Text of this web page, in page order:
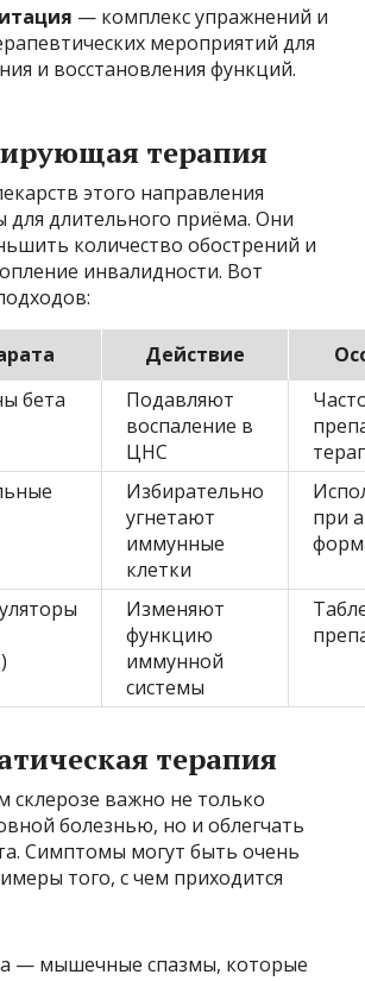
— комплекс упражнений и
мероприятий для
и восстановления функций.
терапия
этого направления
для длительного приёма. Они
количество обострений и
инвалидности. Вот
Действие
бета
Подавляют
воспаление в
ЦНС
Избирательно
угнетают
иммунные
клетки
при
Изменяют
функцию
иммунной
системы
терапия
склерозе важно не только
болезнью, но и облегчать
Симптомы могут быть очень
того, с чем приходится
— мышечные спазмы, которые